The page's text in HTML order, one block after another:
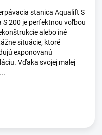
stanica Aqualift S
S 200 je perfektnou voľbou
alebo iné
situácie, ktoré
exponovanú
Vďaka svojej malej